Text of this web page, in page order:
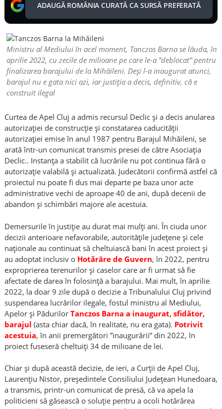
ADAUGĂ ROMÂNIA CURATĂ CA SURSĂ PREFERATĂ
Ministru al Mediului în acel moment, Tanczos Barna se lăuda, în
aprilie 2022, cu zecile de milioane pe care le-a ”deblocat” pentru
finalizarea barajului de la Mihăileni. Deși l-a inaugurat atunci,
barajul nu e gata nici azi, iar justiția a decis, definitiv, că e
construit ilegal
Curtea de Apel Cluj a admis recursul Declic și a decis anularea
autorizației de construcție și constatarea caducității
autorizației emise în anul 1987 pentru Barajul Mihăileni, se
arată într-un comunicat transmis presei de către Asociația
Declic.. Instanța a stabilit că lucrările nu pot continua fără o
autorizație valabilă și actualizată. Judecătorii confirmă astfel că
proiectul nu poate fi dus mai departe pe baza unor acte
administrative vechi de aproape 40 de ani, după decenii de
abandon și schimbări majore ale acestuia.
Demersurile în justiție au durat mai mulți ani. În ciuda unor
decizii anterioare nefavorabile, autoritățile județene și cele
naționale au continuat să cheltuiască bani în acest proiect și
au adoptat inclusiv o Hotărâre de Guvern, în 2022, pentru
exproprierea terenurilor și caselor care ar fi urmat să fie
afectate de darea în folosință a barajului. Mai mult, în aprilie
2022, la doar 9 zile după o decizie a Tribunalului Cluj privind
suspendarea lucrărilor ilegale, fostul ministru al Mediului,
Apelor și Pădurilor Tanczos Barna a inaugurat, sfidător,
barajul (asta chiar dacă, în realitate, nu era gata). Potrivit
acestuia, în anii premergători ”inaugurării” din 2022, în
proiect fuseseră cheltuiți 34 de milioane de lei.
Chiar și după această decizie, de ieri, a Curții de Apel Cluj,
Laurențiu Nistor, președintele Consiliului Județean Hunedoara,
a transmis, printr-un comunicat de presă, că va apela la
politicieni să găsească o soluție pentru a ocoli hotărârea